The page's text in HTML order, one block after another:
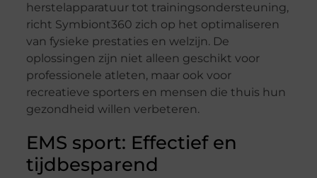
herstelapparatuur tot trainingsondersteuning,
richt Symbiont360 zich op het optimaliseren
van fysieke prestaties en welzijn. De
oplossingen zijn niet alleen geschikt voor
professionele atleten, maar ook voor
recreatieve sporters en mensen die thuis hun
gezondheid willen verbeteren.
EMS sport: Effectief en
tijdbesparend